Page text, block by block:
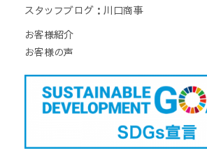
スタッフブログ：川口商事
お客様紹介
お客様の声